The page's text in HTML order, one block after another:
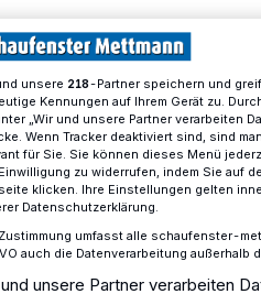
sind gemeldet - Frist noch
unsere 218-Partner speichern und
Kennungen auf Ihrem Gerät zu.
„Wir und unsere Partner verarbeiten
Wenn Tracker deaktiviert sind, sind
für Sie. Sie können dieses Menü
zu widerrufen, indem Sie auf
klicken. Ihre Einstellungen gelten
Datenschutzerklärung.
umfasst alle schaufenster-
auch die Datenverarbeitung außerhalb
unsere Partner verarbeiten